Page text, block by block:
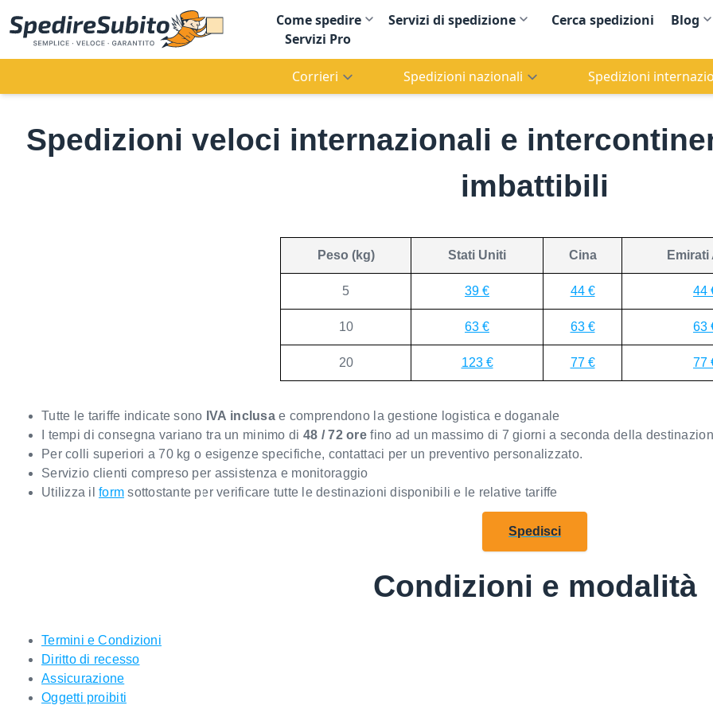
Come spedire Servizi di spedizione Cerca spedizioni
Blog
Servizi Pro
Corrieri Spedizioni nazionali Spedizioni
Spedizioni veloci internazionali e
imbattibili
Peso (kg) Stati Uniti Cina Emirati
5 39 € 44 € 44
10 63 € 63 € 63
20 123 € 77 € 77
Tutte le tariffe indicate sono IVA inclusa e comprendono la gestione logistica e doganale
I tempi di consegna variano tra un minimo di 48 / 72 ore fino ad un massimo di 7 giorni a seconda della
Per colli superiori a 70 kg o esigenze specifiche, contattaci per un preventivo personalizzato.
Servizio clienti compreso per assistenza e monitoraggio
Utilizza il form sottostante per verificare tutte le destinazioni disponibili e le relative tariffe
Spedisci
Condizioni e modalità
Termini e Condizioni
Diritto di recesso
Assicurazione
Oggetti proibiti